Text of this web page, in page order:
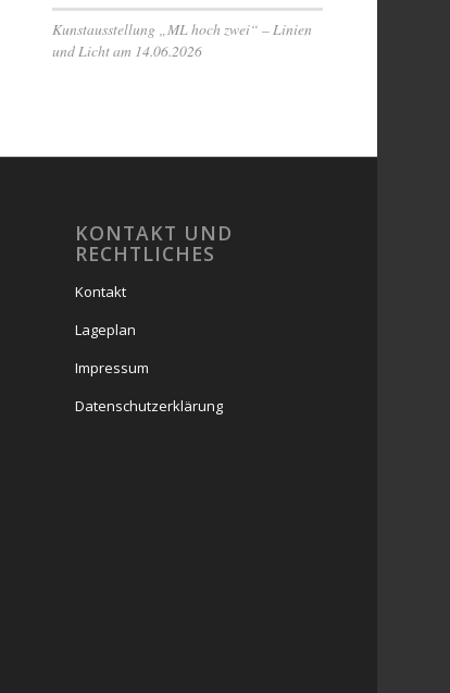
Kunstausstellung „ML hoch zwei“ – Linien
und Licht am 14.06.2026
KONTAKT UND
RECHTLICHES
Kontakt
Lageplan
Impressum
Datenschutzerklärung